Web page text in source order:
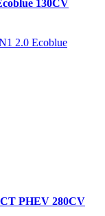
130CV
PHEV 280CV